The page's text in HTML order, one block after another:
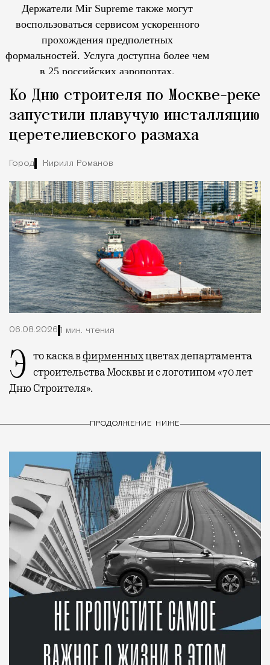
Держатели Mir Supreme также могут
воспользоваться сервисом ускоренного
прохождения предполетных
формальностей. Услуга доступна более чем
в 25 российских аэропортах.
Ко Дню строителя по Москве-реке
запустили плавучую инсталляцию
церетелиевского размаха
Город Кирилл Романов
06.08.2026 1 мин. чтения
Это каска вфирменныхцветах департамента
строительства Москвы и с логотипом «70 лет
Дню Строителя».
ПРОДОЛЖЕНИЕ НИЖЕ